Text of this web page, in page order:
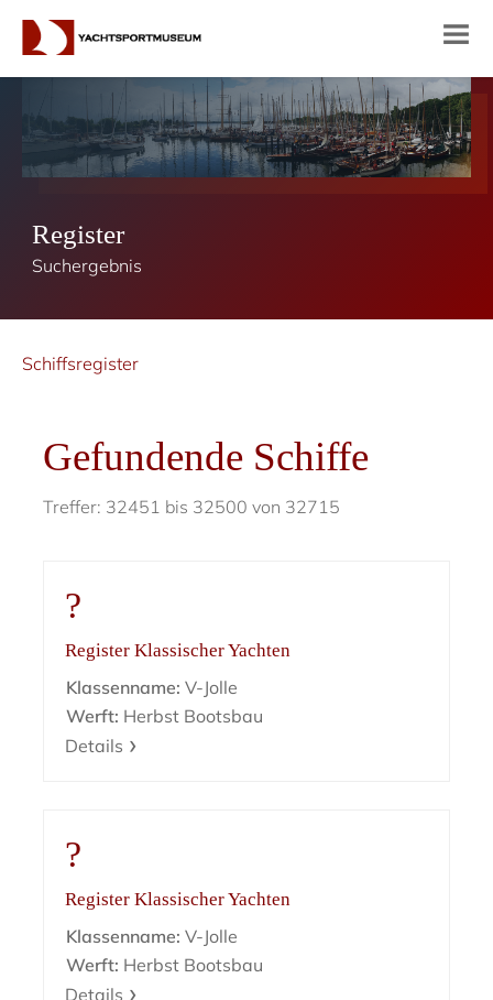
Register
Suchergebnis
Schiffsregister
Gefundende Schiffe
Treffer: 32451 bis 32500 von 32715
?
Register Klassischer Yachten
Klassenname: V-Jolle
Werft: Herbst Bootsbau
Details
?
Register Klassischer Yachten
Klassenname: V-Jolle
Werft: Herbst Bootsbau
Details